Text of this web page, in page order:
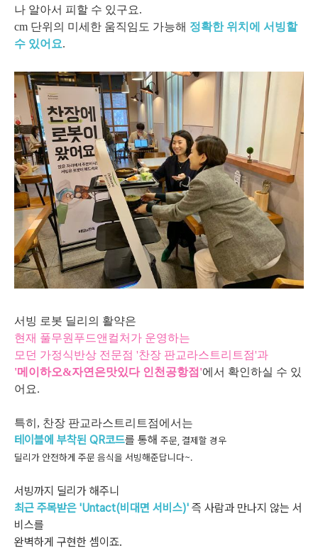
나 알아서 피할 수 있구요.
cm 단위의 미세한 움직임도 가능해 정확한 위치에 서빙할
수 있어요.
서빙 로봇 딜리의 활약은
현재 풀무원푸드앤컬처가 운영하는
모던 가정식반상 전문점 '찬장 판교라스트리트점'과
'메이하오&자연은맛있다 인천공항점'에서 확인하실 수 있
어요.
특히, 찬장 판교라스트리트점에서는
테이블에 부착된 QR코드를 통해 주문, 결제할 경우
딜리가 안전하게 주문 음식을 서빙해준답니다~.
서빙까지 딜리가 해주니
최근 주목받은 'Untact(비대면 서비스)' 즉 사람과 만나지 않는 서
비스를
완벽하게 구현한 셈이죠.